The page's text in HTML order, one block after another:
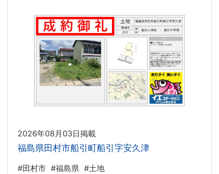
2026年08月03日掲載
福島県田村市船引町船引字安久津
#田村市 #福島県 #土地